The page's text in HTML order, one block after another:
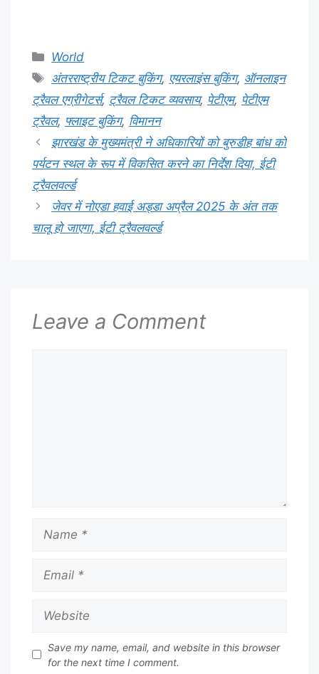
Categories
World
Tags
अंतरराष्ट्रीय टिकट बुकिंग, एयरलाइंस बुकिंग, ऑनलाइन
ट्रैवल एग्रीगेटर्स, ट्रैवल टिकट व्यवसाय, पेटीएम, पेटीएम
ट्रैवल, फ्लाइट बुकिंग, विमानन
झारखंड के मुख्यमंत्री ने अधिकारियों को बुरुडीह बांध को
पर्यटन स्थल के रूप में विकसित करने का निर्देश दिया, ईटी
ट्रैवलवर्ल्ड
जेवर में नोएडा हवाई अड्डा अप्रैल 2025 के अंत तक
चालू हो जाएगा, ईटी ट्रैवलवर्ल्ड
Leave a Comment
Save my name, email, and website in this browser
for the next time I comment.